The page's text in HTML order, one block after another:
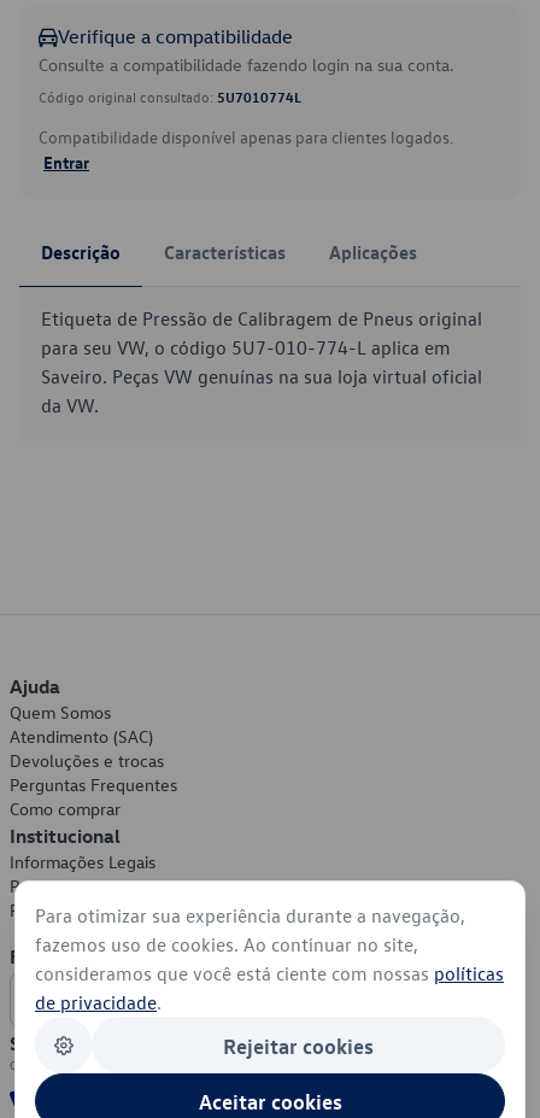
Verifique a compatibilidade
Consulte a compatibilidade fazendo login na sua conta.
Código original consultado: 5U7010774L
Compatibilidade disponível apenas para clientes logados.
Entrar
Descrição Características Aplicações
Etiqueta de Pressão de Calibragem de Pneus original
para seu VW, o código 5U7-010-774-L aplica em
Saveiro. Peças VW genuínas na sua loja virtual oficial
da VW.
Ajuda
Quem Somos
Atendimento (SAC)
Devoluções e trocas
Perguntas Frequentes
Como comprar
Institucional
Informações Legais
Política de Privacidade
Política de Cookies
Formas de Pagamento
Segurança
Para otimizar sua experiência durante a navegação,
fazemos uso de cookies. Ao continuar no site,
consideramos que você está ciente com nossas políticas
de privacidade.
Rejeitar cookies
Aceitar cookies